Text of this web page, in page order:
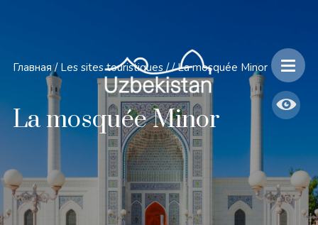
Главная / Les sites touristiques / / La mosquée Minor
La mosquée Minor